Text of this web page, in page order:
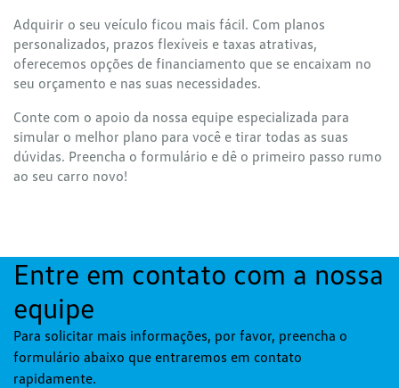
Adquirir o seu veículo ficou mais fácil. Com planos
personalizados, prazos flexíveis e taxas atrativas,
oferecemos opções de financiamento que se encaixam no
seu orçamento e nas suas necessidades.
Conte com o apoio da nossa equipe especializada para
simular o melhor plano para você e tirar todas as suas
dúvidas. Preencha o formulário e dê o primeiro passo rumo
ao seu carro novo!
Entre em contato com a nossa
equipe
Para solicitar mais informações, por favor, preencha o
formulário abaixo que entraremos em contato
rapidamente.